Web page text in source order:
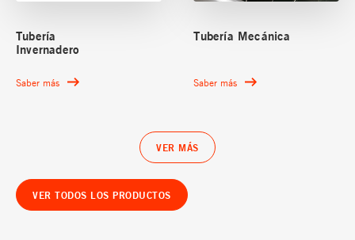
Tubería
Invernadero
Saber más
Tubería Mecánica
Saber más
VER MÁS
VER TODOS LOS PRODUCTOS